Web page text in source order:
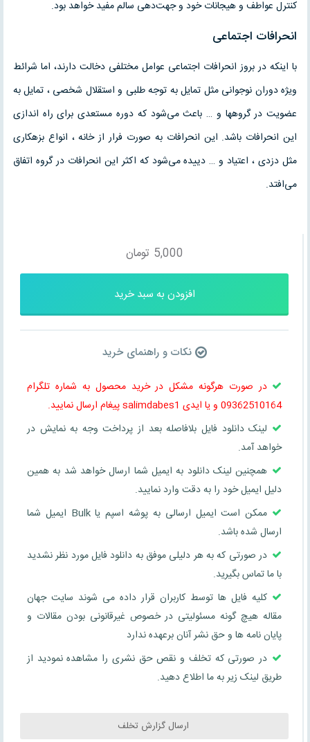
کنترل عواطف و هیجانات خود و جهت‌دهی سالم مفید خواهد بود.
انحرافات اجتماعی
با اینکه در بروز انحرافات اجتماعی عوامل مختلفی دخالت دارند، اما شرائط
ویژه دوران نوجوانی مثل تمایل به توجه طلبی و استقلال شخصی ، تمایل به
عضویت در گروهها و … باعث می‌شود که دوره مستعدی برای راه اندازی
این انحرافات باشد. این انحرافات به صورت فرار از خانه ، انواع بزهکاری
مثل دزدی ، اعتیاد و … دییده می‌شود که اکثر این انحرافات در گروه اتفاق
می‌افتد.
5,000 تومان
افزودن به سبد خرید
نکات و راهنمای خرید
در صورت هرگونه مشکل در خرید محصول به شماره تلگرام
09362510164 و یا ایدی salimdabes1 پیغام ارسال نمایید.
لینک دانلود فایل بلافاصله بعد از پرداخت وجه به نمایش در
خواهد آمد.
همچنین لینک دانلود به ایمیل شما ارسال خواهد شد به همین
دلیل ایمیل خود را به دقت وارد نمایید.
ممکن است ایمیل ارسالی به پوشه اسپم یا Bulk ایمیل شما
ارسال شده باشد.
در صورتی که به هر دلیلی موفق به دانلود فایل مورد نظر نشدید
با ما تماس بگیرید.
کلیه فایل ها توسط کاربران قرار داده می شوند سایت جهان
مقاله هیچ گونه مسئولیتی در خصوص غیرقانونی بودن مقالات و
پایان نامه ها و حق نشر آنان برعهده ندارد
در صورتی که تخلف و نقص حق نشری را مشاهده نمودید از
طریق لینک زیر به ما اطلاع دهید.
ارسال گزارش تخلف